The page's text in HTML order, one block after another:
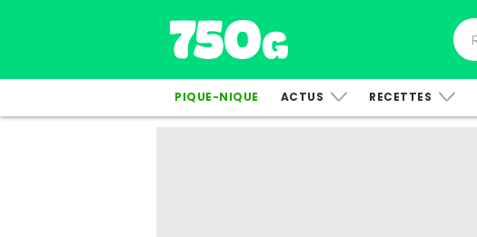
PIQUE-NIQUE ACTUS RECETTES